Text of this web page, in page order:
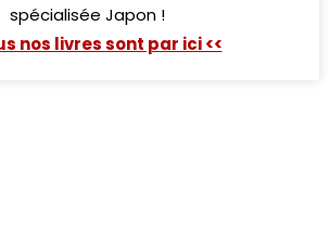
spécialisée Japon !
nos livres sont par ici <<